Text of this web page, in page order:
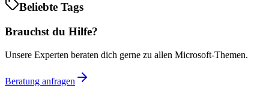
Beliebte Tags
Brauchst du Hilfe?
Unsere Experten beraten dich gerne zu allen Microsoft-Themen.
Beratung anfragen